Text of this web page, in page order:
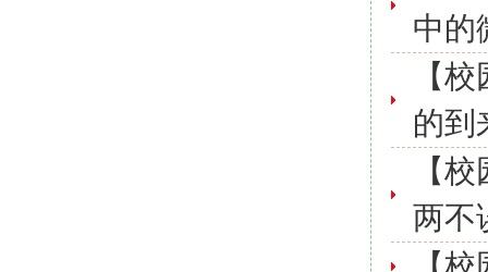
中的
【
的到
【
两不